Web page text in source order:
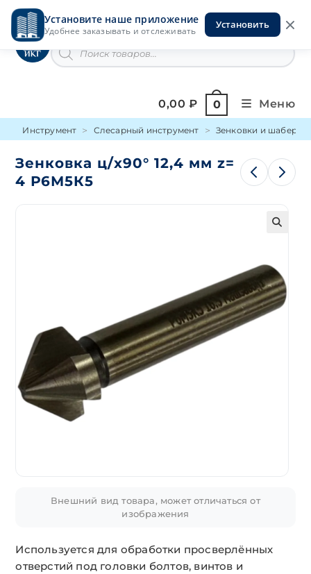
Установите наше приложение
Удобнее заказывать и отслеживать
Установить
Перейти
содержимомуИнструменты на Горской
товаров
0,00₽ 0 Меню
Инструмент Слесарный инструмент Зенковки и шаберы
Зенковка ц/х90° 12,4 мм z=
4 Р6М5К5
Внешний вид товара, может отличаться от
изображения
Используется для обработки просверлённых
отверстий под головки болтов, винтов и